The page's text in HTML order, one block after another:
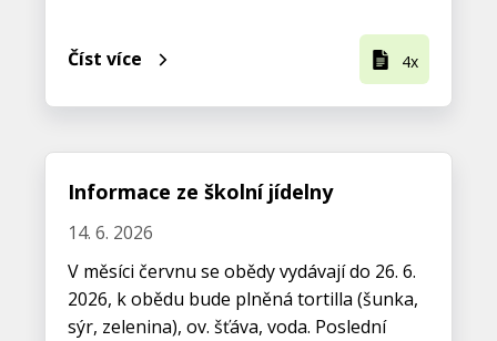
Číst více 4x
Informace ze školní jídelny
14. 6. 2026
V měsíci červnu se obědy vydávají do 26. 6.
2026, k obědu bude plněná tortilla (šunka,
sýr, zelenina), ov. šťáva, voda. Poslední